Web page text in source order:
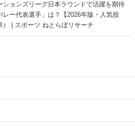
ションズリーグ日本ラウンドで活躍を期待
レー代表選手」は？【2026年版・人気投
） | スポーツ ねとらぼリサーチ